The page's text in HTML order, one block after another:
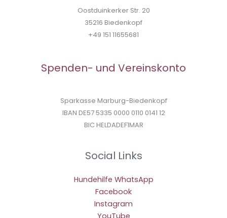
Oostduinkerker Str. 20
35216 Biedenkopf
+49 151 11655681
Spenden- und Vereinskonto
Sparkasse Marburg-Biedenkopf
IBAN DE57 5335 0000 0110 0141 12
BIC HELDADEF1MAR
Social Links
Hundehilfe WhatsApp
Facebook
Instagram
YouTube